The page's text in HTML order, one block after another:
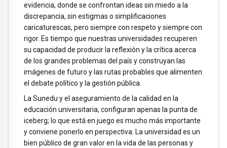
evidencia, donde se confrontan ideas sin miedo a la
discrepancia, sin estigmas o simplificaciones
caricaturescas, pero siempre con respeto y siempre con
rigor. Es tiempo que nuestras universidades recuperen
su capacidad de producir la reflexión y la crítica acerca
de los grandes problemas del país y construyan las
imágenes de futuro y las rutas probables que alimenten
el debate político y la gestión pública.
La Sunedu y el aseguramiento de la calidad en la
educación universitaria, configuran apenas la punta de
iceberg; lo que está en juego es mucho más importante
y conviene ponerlo en perspectiva. La universidad es un
bien público de gran valor en la vida de las personas y